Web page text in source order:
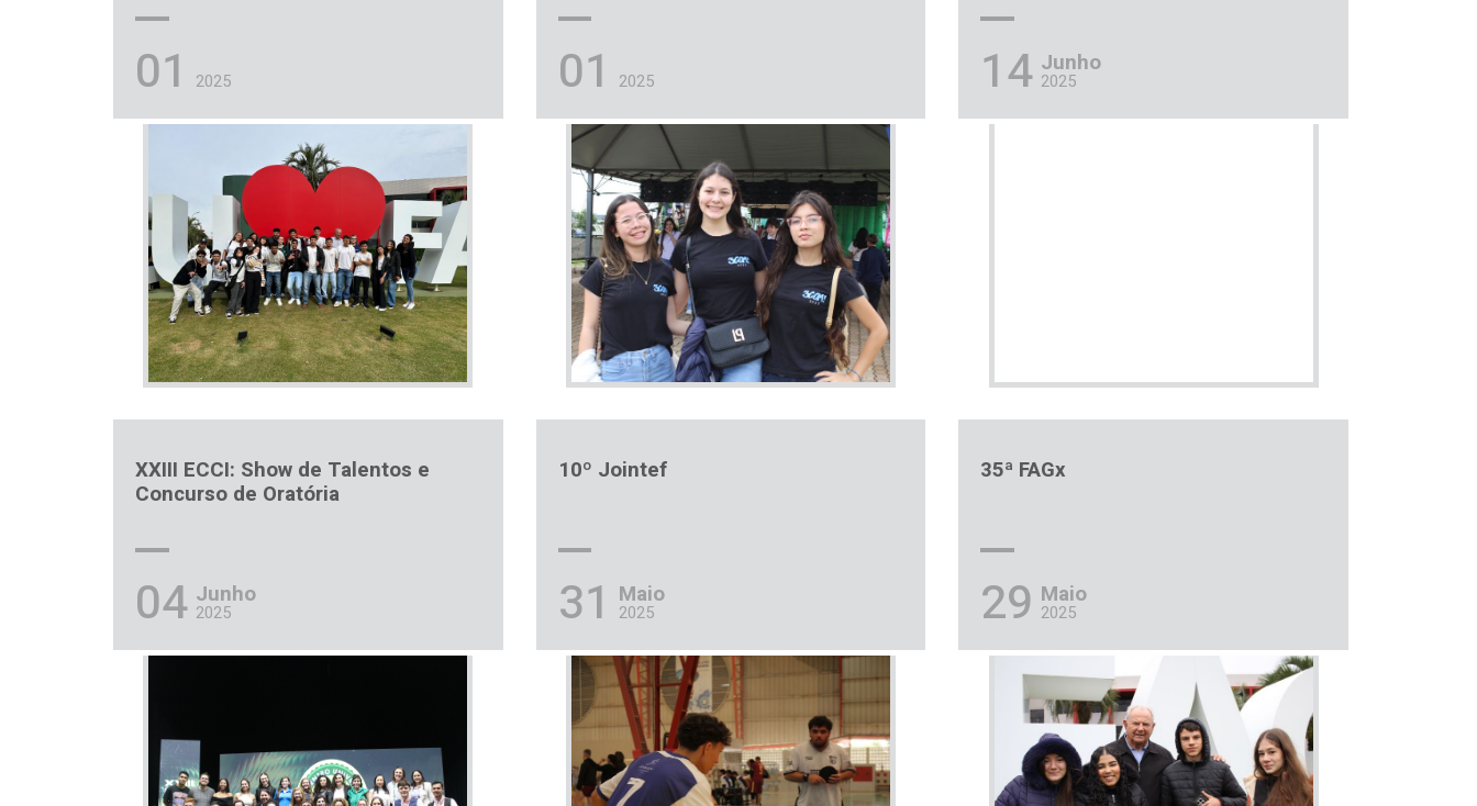
01 2025 01 2025 14 Junho
2025
XXIII ECCI: Show de Talentos e
Concurso de Oratória
04 Junho
2025
10º Jointef
31 Maio
2025
35ª FAGx
29 Maio
2025